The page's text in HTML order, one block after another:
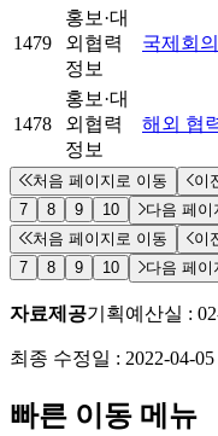
1479
홍보·대
외협력
정보
국제회
1478
홍보·대
외협력
정보
해외 협
처음 페이지로 이동 이
7
8 9 10 다음 페이
처음 페이지로 이동
이
7
8 9 10 다음 페이
자료제공기획예산실 :
최종 수정일 : 2022-04-05
빠른 이동 메뉴